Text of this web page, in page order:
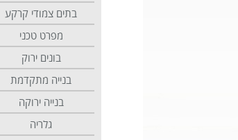
בתים צמודי קרקע
מפרט טכני
בונים ירוק
בנייה מתקדמת
בנייה ירוקה
גלריה